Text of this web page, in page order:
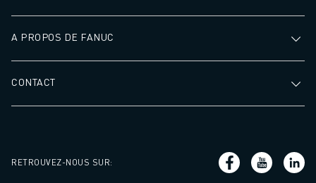
A PROPOS DE FANUC
CONTACT
RETROUVEZ-NOUS SUR: